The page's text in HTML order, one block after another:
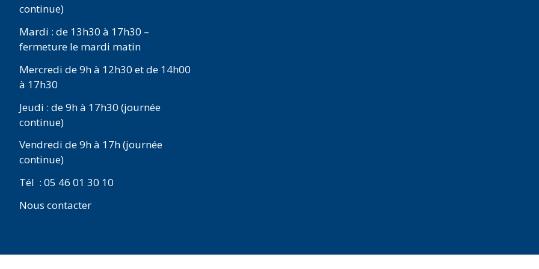
continue)
Mardi : de 13h30 à 17h30 –
fermeture le mardi matin
Mercredi de 9h à 12h30 et de 14h00
à 17h30
Jeudi : de 9h à 17h30 (journée
continue)
Vendredi de 9h à 17h (journée
continue)
Tél : 05 46 01 30 10
Nous contacter